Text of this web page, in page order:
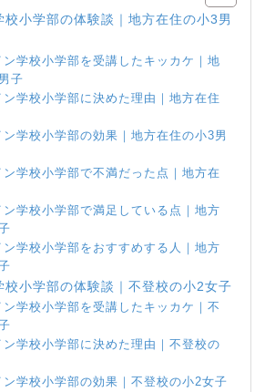
校小学部の体験談｜地方在住の小3男
学校小学部を受講したキッカケ｜地
子
学校小学部に決めた理由｜地方在住
学校小学部の効果｜地方在住の小3男
学校小学部で不満だった点｜地方在
学校小学部で満足している点｜地方
学校小学部をおすすめする人｜地方
校小学部の体験談｜不登校の小2女子
学校小学部を受講したキッカケ｜不
学校小学部に決めた理由｜不登校の
学校小学部の効果｜不登校の小2女子